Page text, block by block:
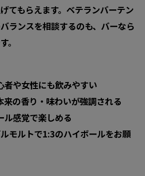
てもらえます。ベテランバーテン
ランスを相談するのも、バーなら
。
や女性にも飲みやすい
の香り・味わいが強調される
感覚で楽しめる
モルトで1:3のハイボールをお願